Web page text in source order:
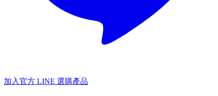
加入官方 LINE 選購產品